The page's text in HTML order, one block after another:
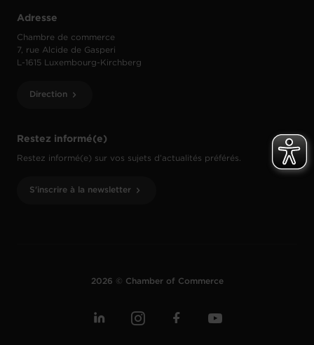
Restez informé(e)
Restez informé(e) sur vos sujets d’actualités préférés.
S'inscrire à la newsletter
Adresse
Chambre de commerce
7, rue Alcide de Gasperi
L-1615 Luxembourg-Kirchberg
Direction
2026 © Chamber of Commerce